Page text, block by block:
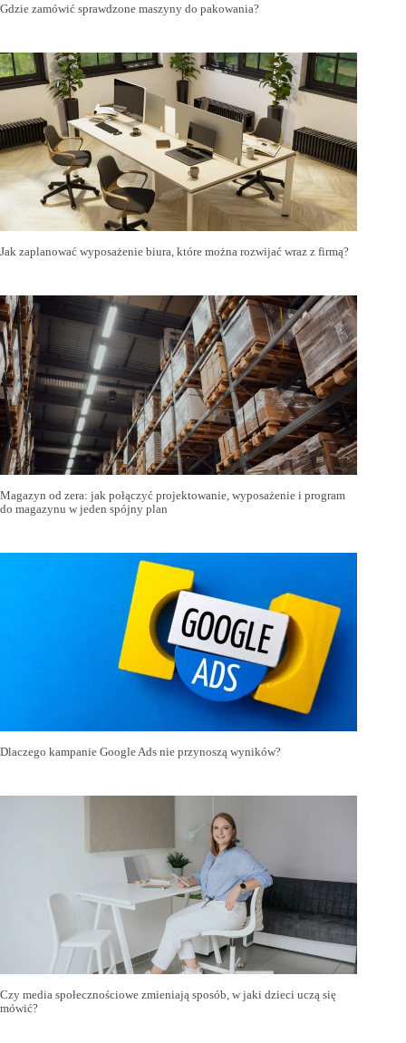
Gdzie zamówić sprawdzone maszyny do pakowania?
Jak zaplanować wyposażenie biura, które można rozwijać wraz z firmą?
Magazyn od zera: jak połączyć projektowanie, wyposażenie i program
do magazynu w jeden spójny plan
Dlaczego kampanie Google Ads nie przynoszą wyników?
Czy media społecznościowe zmieniają sposób, w jaki dzieci uczą się
mówić?